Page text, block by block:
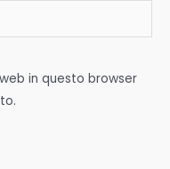
in questo browser